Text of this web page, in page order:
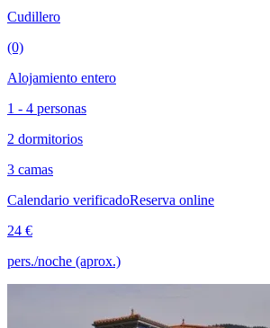
Cudillero
(0)
Alojamiento entero
1 - 4 personas
2 dormitorios
3 camas
Calendario verificadoReserva online
24 €
pers./noche (aprox.)